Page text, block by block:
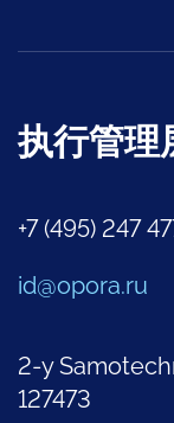
执行管理
+7 (495) 247
id@opora.ru
2-y
127473